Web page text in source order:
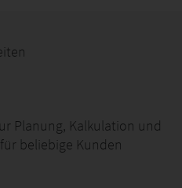
Planung, Kalkulation und
beliebige Kunden